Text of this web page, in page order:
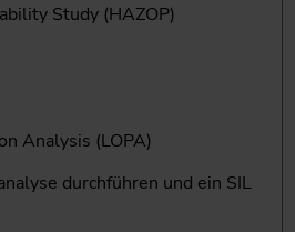
Study (HAZOP)
Analysis (LOPA)
durchführen und ein SIL